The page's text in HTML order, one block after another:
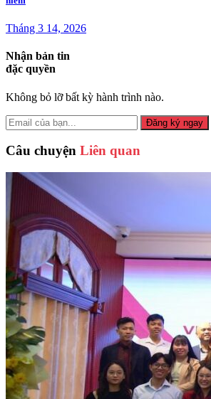
Tháng 3 14, 2026
Nhận bản tin
đặc quyền
Không bỏ lỡ bất kỳ hành trình nào.
Đăng ký ngay
Câu chuyện Liên quan